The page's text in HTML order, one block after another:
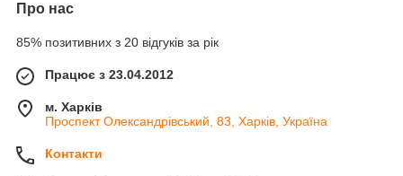
Про нас
85% позитивних з 20 відгуків за рік
Працює з 23.04.2012
м. Харків
Проспект Олександрівський, 83, Харків, Україна
Контакти